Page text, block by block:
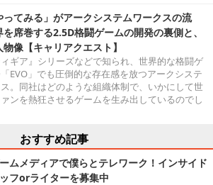
ってみる」がアークシステムワークスの流
席巻する2.5D格闘ゲームの開発の裏側と、
像【キャリアクエスト】
ィギア』シリーズなどで知られ、世界的な格闘ゲ
EVO」でも圧倒的な存在感を放つアークシステ
。同社はどのような組織体制で、いかにして世
ンを熱狂させるゲームを生み出しているのでし
おすすめ記事
ームメディアで僕らとテレワーク！インサイド
フorライターを募集中